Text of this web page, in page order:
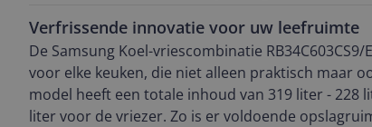
Verfrissende innovatie voor uw leefruimte
De Samsung Koel-vriescombinatie
voor elke keuken, die niet alleen praktisch maar
model heeft een totale inhoud van 319 liter - 228
liter voor de vriezer. Zo is er voldoende